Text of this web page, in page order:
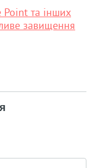
Point та інших
завищення